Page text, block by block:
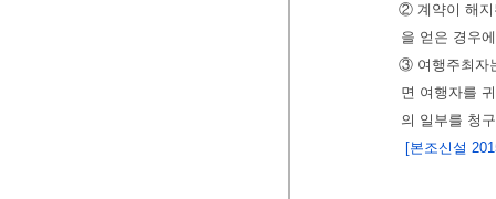
② 계약이 해지
을 얻은 경우
③ 여행주최자
면 여행자를
의 일부를 청
[본조신설